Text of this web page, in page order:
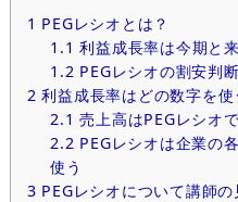
1 PEGレシオとは？
1.1 利益成長率は今期と
1.2 PEGレシオの割安判
2 利益成長率はどの数字を使
2.1 売上高はPEGレシオ
2.2 PEGレシオは企業の
使う
3 PEGレシオについて講師の